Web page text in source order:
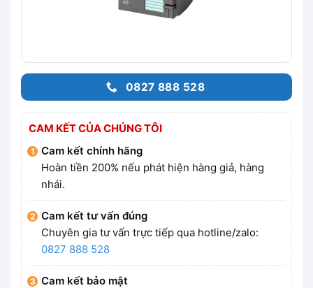
0827 888 528
CAM KẾT CỦA CHÚNG TÔI
Cam kết chính hãng
Hoàn tiền 200% nếu phát hiện hàng giả, hàng
nhái.
Cam kết tư vấn đúng
Chuyên gia tư vấn trực tiếp qua hotline/zalo:
0827 888 528
Cam kết bảo mật